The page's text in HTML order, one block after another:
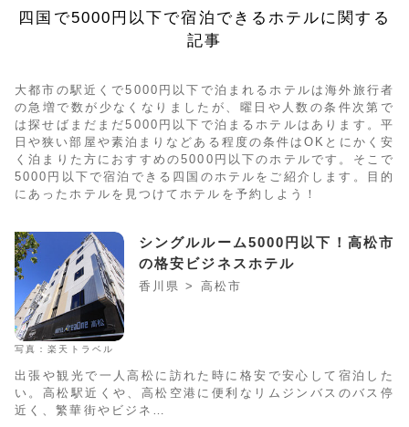
四国で5000円以下で宿泊できるホテルに関する
記事
大都市の駅近くで5000円以下で泊まれるホテルは海外旅行者
の急増で数が少なくなりましたが、曜日や人数の条件次第で
は探せばまだまだ5000円以下で泊まるホテルはあります。平
日や狭い部屋や素泊まりなどある程度の条件はOKとにかく安
く泊まりた方におすすめの5000円以下のホテルです。そこで
5000円以下で宿泊できる四国のホテルをご紹介します。目的
にあったホテルを見つけてホテルを予約しよう！
写真：楽天トラベル
シングルルーム5000円以下！高松市
の格安ビジネスホテル
香川県 > 高松市
出張や観光で一人高松に訪れた時に格安で安心して宿泊した
い。高松駅近くや、高松空港に便利なリムジンバスのバス停
近く、繁華街やビジネ…